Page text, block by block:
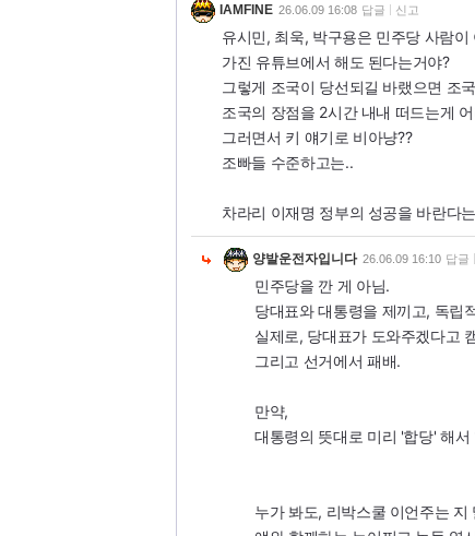
IAMFINE 26.06.09 16:08 답글 신고
유시민, 최욱, 박구용은 민주당 사람
가진 유튜브에서 해도 된다는거야?
그렇게 조국이 당선되길 바랬으면 조
조국의 장점을 2시간 내내 떠드는게
그러면서 키 얘기로 비아냥??
조빠들 수준하고는..
차라리 이재명 정부의 성공을 바란다
양발운전자입니다 26.06.09 16:10 답글
민주당을 깐 게 아님.
당대표와 대통령을 제끼고, 독립
실제로, 당대표가 도와주겠다고
그리고 선거에서 패배.
만약,
대통령의 뜻대로 미리 '합당' 해
누가 봐도, 리박스쿨 이언주는